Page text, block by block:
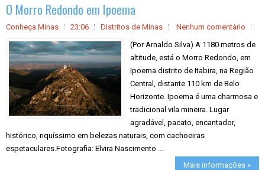
O Morro Redondo em Ipoema
Conheça Minas 23:06 Distritos de Minas
Nenhum comentário
(Por Arnaldo Silva) A 1180 metros de
altitude, está o Morro Redondo, em
Ipoema distrito de Itabira, na Região
Central, distante 110 km de Belo
Horizonte. Ipoema é uma charmosa e
tradicional vila mineira. Lugar
agradável, pacato, encantador,
histórico, riquíssimo em belezas naturais, com cachoeiras
espetaculares.Fotografia: Elvira Nascimento ...
Mais informações »